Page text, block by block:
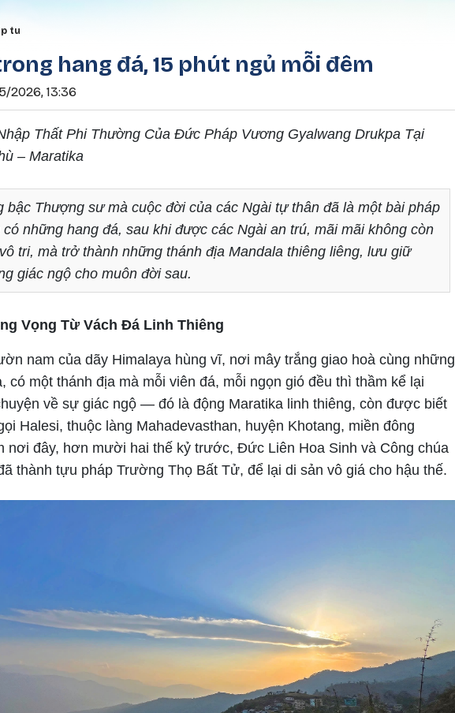
tu
hang đá, 15 phút ngủ mỗi đêm
2026, 13:36
Thất Phi Thường Của Đức Pháp Vương Gyalwang Drukpa Tại
– Maratika
bậc Thượng sư mà cuộc đời của các Ngài tự thân đã là một bài pháp
có những hang đá, sau khi được các Ngài an trú, mãi mãi không còn
tri, mà trở thành những thánh địa Mandala thiêng liêng, lưu giữ
giác ngộ cho muôn đời sau.
Vọng Từ Vách Đá Linh Thiêng
nam của dãy Himalaya hùng vĩ, nơi mây trắng giao hoà cùng những
có một thánh địa mà mỗi viên đá, mỗi ngọn gió đều thì thầm kể lại
về sự giác ngộ — đó là động Maratika linh thiêng, còn được biết
Halesi, thuộc làng Mahadevasthan, huyện Khotang, miền đông
nơi đây, hơn mười hai thế kỷ trước, Đức Liên Hoa Sinh và Công chúa
thành tựu pháp Trường Thọ Bất Tử, để lại di sản vô giá cho hậu thế.